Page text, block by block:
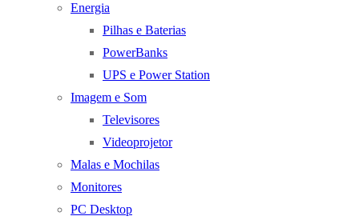
Energia
Pilhas e Baterias
PowerBanks
UPS e Power Station
Imagem e Som
Televisores
Videoprojetor
Malas e Mochilas
Monitores
PC Desktop